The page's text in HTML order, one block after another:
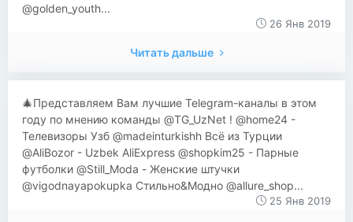
@golden_youth...
26 Янв 2019
Читать дальше
🎄Представляем Вам лучшие Telegram-каналы в этом
году по мнению команды @TG_UzNet ! @home24 -
Телевизоры Узб @madeinturkishh Всё из Турции
@AliBozor - Uzbek AliExpress @shopkim25 - Парные
футболки @Still_Moda - Женские штучки
@vigodnayapokupka Стильно&Модно @allure_shop...
25 Янв 2019